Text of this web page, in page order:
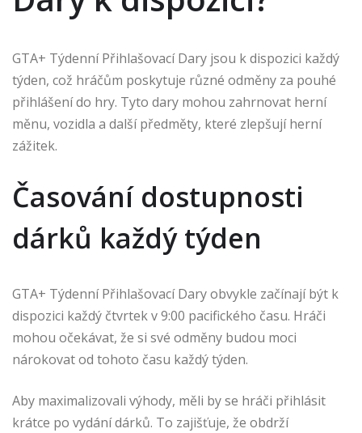
GTA+ Týdenní Přihlašovací Dary jsou k dispozici každý
týden, což hráčům poskytuje různé odměny za pouhé
přihlášení do hry. Tyto dary mohou zahrnovat herní
měnu, vozidla a další předměty, které zlepšují herní
zážitek.
Časování dostupnosti
dárků každý týden
GTA+ Týdenní Přihlašovací Dary obvykle začínají být k
dispozici každý čtvrtek v 9:00 pacifického času. Hráči
mohou očekávat, že si své odměny budou moci
nárokovat od tohoto času každý týden.
Aby maximalizovali výhody, měli by se hráči přihlásit
krátce po vydání dárků. To zajišťuje, že obdrží